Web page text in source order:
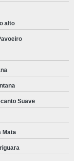
alto
Suave
Mata